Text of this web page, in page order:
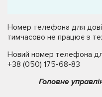
Номер телефона для
тимчасово не працює з
Новий номер телефона
+38 (050) 175-68-83
Головне